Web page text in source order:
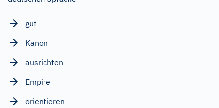
gut
Kanon
ausrichten
Empire
orientieren